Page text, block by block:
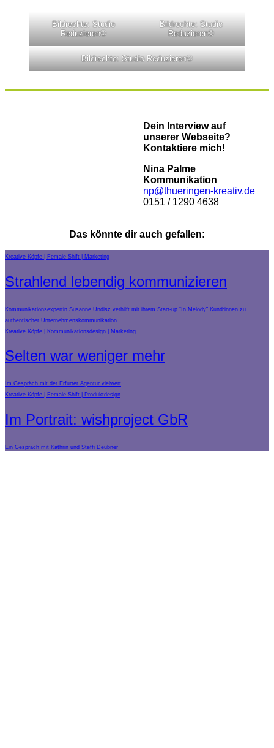
Bildrechte: Studio
Reduzieren©
Bildrechte: Studio
Reduzieren©
Bildrechte: Studio Reduzieren©
Dein Interview auf
unserer Webseite?
Kontaktiere mich!
Nina Palme
Kommunikation
np@thueringen-kreativ.de
0151 / 1290 4638
Das könnte dir auch gefallen:
Kreative Köpfe Female Shift Marketing
Strahlend lebendig kommunizieren
Kommunikationsexpertin Susanne Undisz verhilft mit ihrem Start-up “In Melody” Kund:innen zu
authentischer Unternehmenskommunikation
Kreative Köpfe
Kommunikationsdesign Marketing
Selten war weniger mehr
Im Gespräch mit der Erfurter Agentur vielwert
Kreative Köpfe
Female Shift Produktdesign
Im Portrait: wishproject GbR
Ein Gespräch mit Kathrin und Steffi Deubner